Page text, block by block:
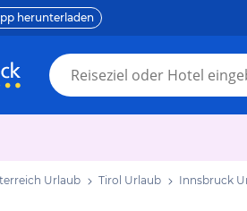
herunterladen
Urlaub Tirol Urlaub Innsbruck